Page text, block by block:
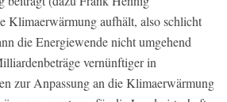
Klimaerwärmung aufhält, also schlicht
die Energiewende nicht umgehend
vernünftiger in
zur Anpassung an die Klimaerwärmung